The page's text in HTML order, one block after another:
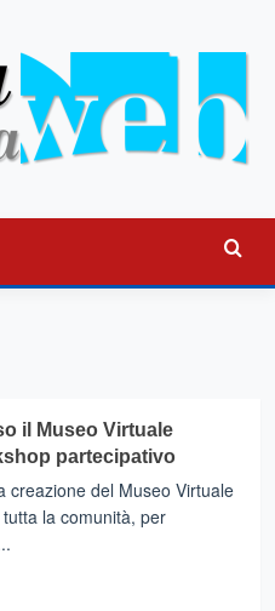
il Museo Virtuale
partecipativo
creazione del Museo Virtuale
la comunità, per